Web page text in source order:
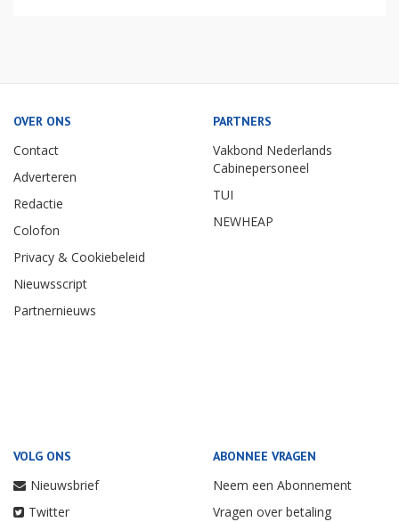
OVER ONS
Contact
Adverteren
Redactie
Colofon
Privacy & Cookiebeleid
Nieuwsscript
Partnernieuws
PARTNERS
Vakbond Nederlands
Cabinepersoneel
TUI
NEWHEAP
VOLG ONS
Nieuwsbrief
Twitter
ABONNEE VRAGEN
Neem een Abonnement
Vragen over betaling